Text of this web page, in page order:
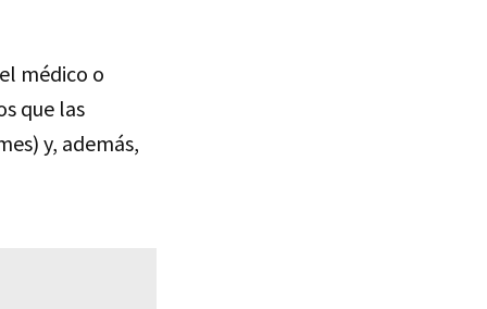
médico o
que las
y, además,